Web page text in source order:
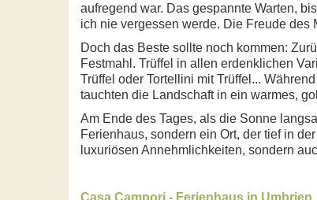
aufregend war. Das gespannte Warten,
ich nie vergessen werde. Die Freude des
Doch das Beste sollte noch kommen:
Festmahl. Trüffel in allen erdenklichen
Trüffel oder Tortellini mit Trüffel...
tauchten die Landschaft in ein warmes,
Am Ende des Tages, als die Sonne
Ferienhaus, sondern ein Ort, der tief in
luxuriösen Annehmlichkeiten, sondern
Casa Campori - Ferienhaus in Umbrien